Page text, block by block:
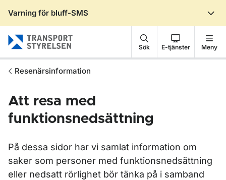
Varning för bluff-SMS
Sök E-tjänster Meny
Resenärsinformation
Att resa med
funktionsnedsättning
På dessa sidor har vi samlat information om
saker som personer med funktionsnedsättning
eller nedsatt rörlighet bör tänka på i samband